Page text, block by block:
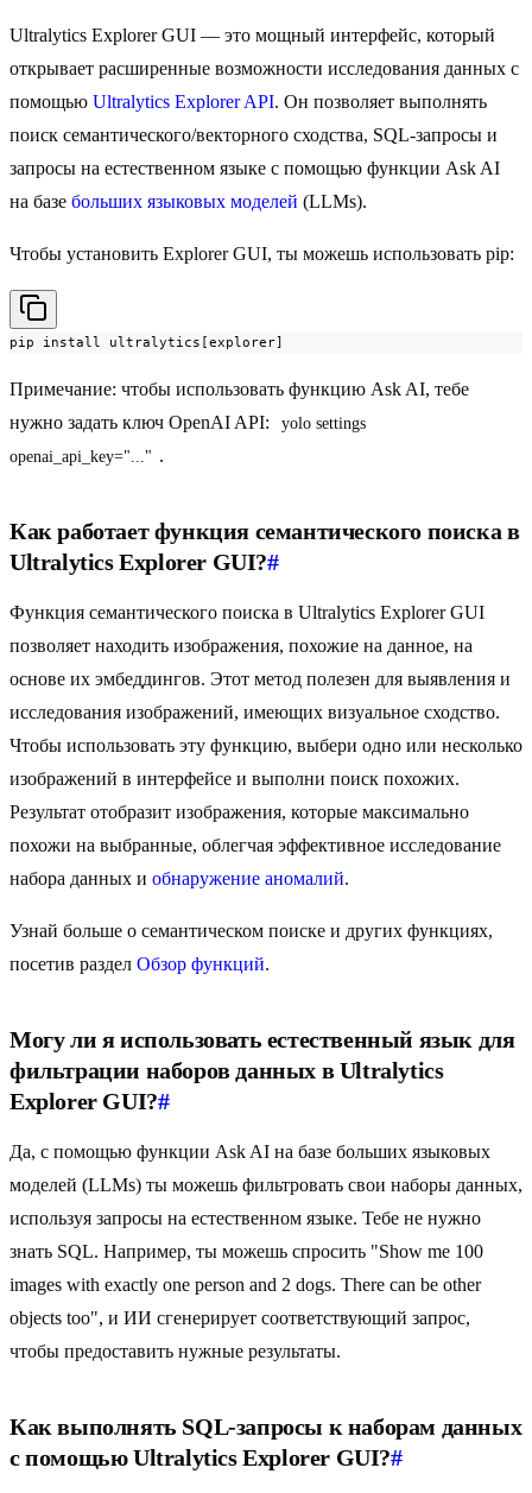
Ultralytics Explorer GUI — это мощный интерфейс, который
открывает расширенные возможности исследования данных с
помощью Ultralytics Explorer API. Он позволяет выполнять
поиск семантического/векторного сходства, SQL-запросы и
запросы на естественном языке с помощью функции Ask AI
на базе больших языковых моделей (LLMs).
Чтобы установить Explorer GUI, ты можешь использовать pip:
pip install ultralytics[explorer]
Примечание: чтобы использовать функцию Ask AI, тебе
нужно задать ключ OpenAI API:
yolo settings
openai_api_key="..." .
Как работает функция семантического поиска в
Ultralytics Explorer GUI?#
Функция семантического поиска в Ultralytics Explorer GUI
позволяет находить изображения, похожие на данное, на
основе их эмбеддингов. Этот метод полезен для выявления и
исследования изображений, имеющих визуальное сходство.
Чтобы использовать эту функцию, выбери одно или несколько
изображений в интерфейсе и выполни поиск похожих.
Результат отобразит изображения, которые максимально
похожи на выбранные, облегчая эффективное исследование
набора данных и обнаружение аномалий.
Узнай больше о семантическом поиске и других функциях,
посетив раздел Обзор функций.
Могу ли я использовать естественный язык для
фильтрации наборов данных в Ultralytics
Explorer GUI?#
Да, с помощью функции Ask AI на базе больших языковых
моделей (LLMs) ты можешь фильтровать свои наборы данных,
используя запросы на естественном языке. Тебе не нужно
знать SQL. Например, ты можешь спросить "Show me 100
images with exactly one person and 2 dogs. There can be other
objects too", и ИИ сгенерирует соответствующий запрос,
чтобы предоставить нужные результаты.
Как выполнять SQL-запросы к наборам данных
с помощью Ultralytics Explorer GUI?#